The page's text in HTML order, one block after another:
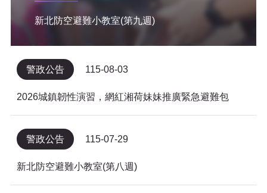
新北防空避難小教室(第九週)
警政公告 115-08-03
2026城鎮韌性演習，網紅湘荷妹妹推廣緊急避難包
警政公告 115-07-29
新北防空避難小教室(第八週)